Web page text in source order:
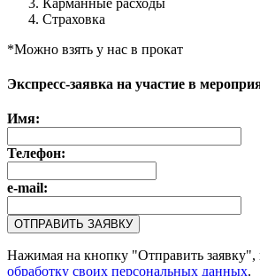
Страховка
*Можно взять у нас в прокат
Экспресс-заявка на участие в
Имя:
Телефон:
e-mail:
Нажимая на кнопку "Отправить заявку",
обработку своих персональных данных.